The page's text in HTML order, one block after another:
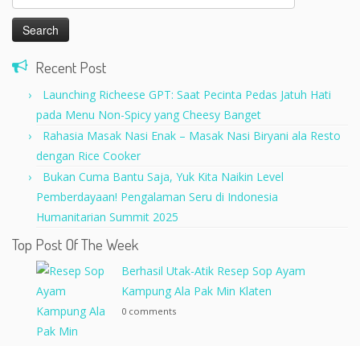
for:
Recent Post
Launching Richeese GPT: Saat Pecinta Pedas Jatuh Hati
pada Menu Non-Spicy yang Cheesy Banget
Rahasia Masak Nasi Enak – Masak Nasi Biryani ala Resto
dengan Rice Cooker
Bukan Cuma Bantu Saja, Yuk Kita Naikin Level
Pemberdayaan! Pengalaman Seru di Indonesia
Humanitarian Summit 2025
Top Post Of The Week
Berhasil Utak-Atik Resep Sop Ayam
Kampung Ala Pak Min Klaten
0 comments